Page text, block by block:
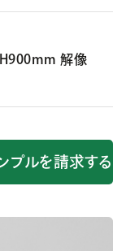
解像
プルを請求する